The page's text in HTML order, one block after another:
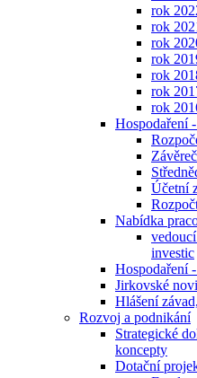
rok
rok
rok
rok
rok
rok
rok
Hospodaření
Účetní
Nabídka
investic
Hospodaření
Jirkovské
Hlášení
Rozvoj a podnikání
Strategické
koncepty
Dotační